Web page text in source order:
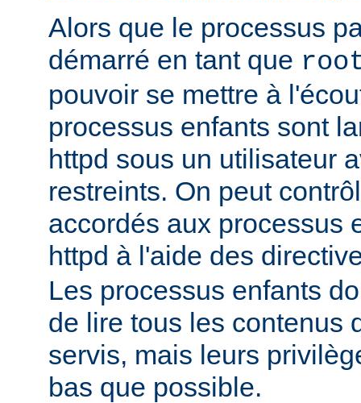
Alors que le processus
démarré en tant que
pouvoir se mettre à
processus enfants sont
httpd sous un utilisateur
restreints. On peut
accordés aux processus
httpd à l'aide des
Les processus enfants
de lire tous les contenus
servis, mais leurs
bas que possible.